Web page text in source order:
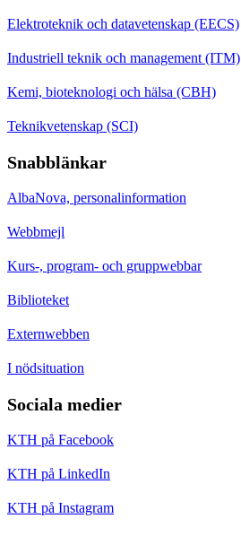
Elektroteknik och datavetenskap (EECS)
Industriell teknik och management (ITM)
Kemi, bioteknologi och hälsa (CBH)
Teknikvetenskap (SCI)
Snabblänkar
AlbaNova, personalinformation
Webbmejl
Kurs-, program- och gruppwebbar
Biblioteket
Externwebben
I nödsituation
Sociala medier
KTH på Facebook
KTH på LinkedIn
KTH på Instagram